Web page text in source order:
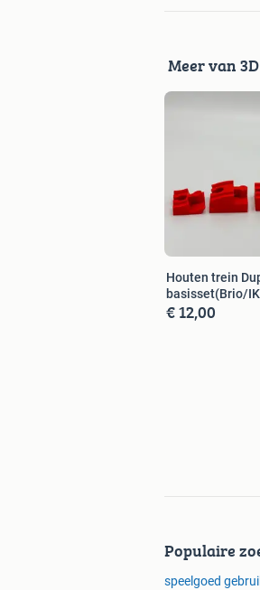
Meer van
Houten trein
basisset(Brio/
€ 12,00
Populaire
speelgoed